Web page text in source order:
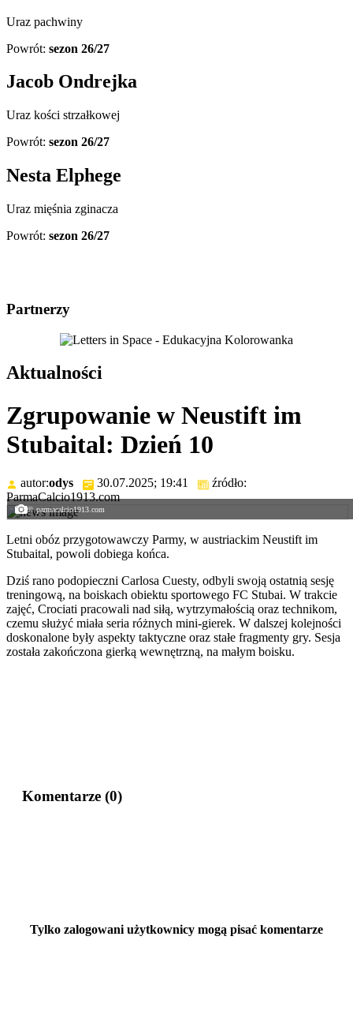
Uraz pachwiny
Powrót: sezon 26/27
Jacob Ondrejka
Uraz kości strzałkowej
Powrót: sezon 26/27
Nesta Elphege
Uraz mięśnia zginacza
Powrót: sezon 26/27
Partnerzy
Aktualności
Zgrupowanie w Neustift im
Stubaital: Dzień 10
autor:odys 30.07.2025; 19:41
źródło:
ParmaCalcio1913.com
© parmacalcio1913.com
Letni obóz przygotowawczy Parmy, w austriackim Neustift im
Stubaital, powoli dobiega końca.
Dziś rano podopieczni Carlosa Cuesty, odbyli swoją ostatnią sesję
treningową, na boiskach obiektu sportowego FC Stubai. W trakcie
zajęć, Crociati pracowali nad siłą, wytrzymałością oraz technikom,
czemu służyć miała seria różnych mini-gierek. W dalszej kolejności
doskonalone były aspekty taktyczne oraz stałe fragmenty gry. Sesja
została zakończona gierką wewnętrzną, na małym boisku.
Komentarze (0)
Tylko zalogowani użytkownicy mogą pisać komentarze